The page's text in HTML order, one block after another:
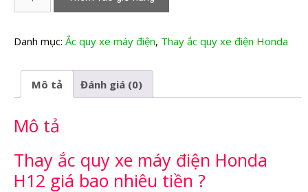
xe
điện
Honda
số
Danh mục: Ắc quy xe máy điện, Thay ắc quy xe điện Honda
Mô tả Đánh giá (0)
Mô tả
Thay ắc quy xe máy điện Honda
H12 giá bao nhiêu tiền ?